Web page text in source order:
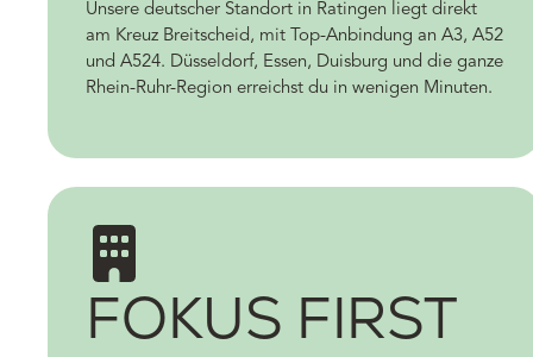
Unsere deutscher Standort in Ratingen liegt direkt
am Kreuz Breitscheid, mit Top-Anbindung an A3, A52
und A524. Düsseldorf, Essen, Duisburg und die ganze
Rhein-Ruhr-Region erreichst du in wenigen Minuten.
FOKUS FIRST